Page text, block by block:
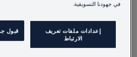
في جهودنا التسويقية.
إعدادات ملفات تعريف
الارتباط
قبول